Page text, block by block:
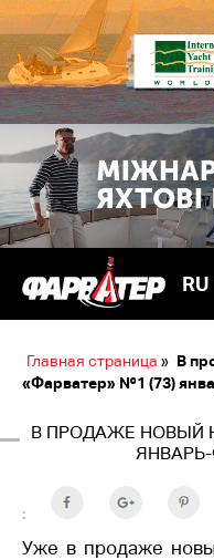
RU
Главная страница » В
«Фарватер» №1 (73)
В ПРОДАЖЕ НОВЫЙ
ЯНВАРЬ-
:
Уже в продаже